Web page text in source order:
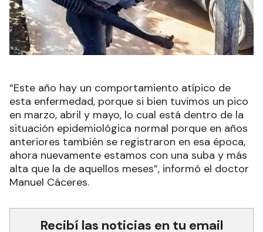
“Este año hay un comportamiento atípico de
esta enfermedad, porque si bien tuvimos un pico
en marzo, abril y mayo, lo cual está dentro de la
situación epidemiológica normal porque en años
anteriores también se registraron en esa época,
ahora nuevamente estamos con una suba y más
alta que la de aquellos meses”, informó el doctor
Manuel Cáceres.
Recibí las noticias en tu email